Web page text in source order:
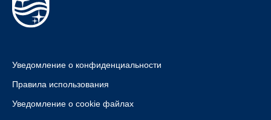
Уведомление о конфиденциальности
Правила использования
Уведомление о cookie файлах